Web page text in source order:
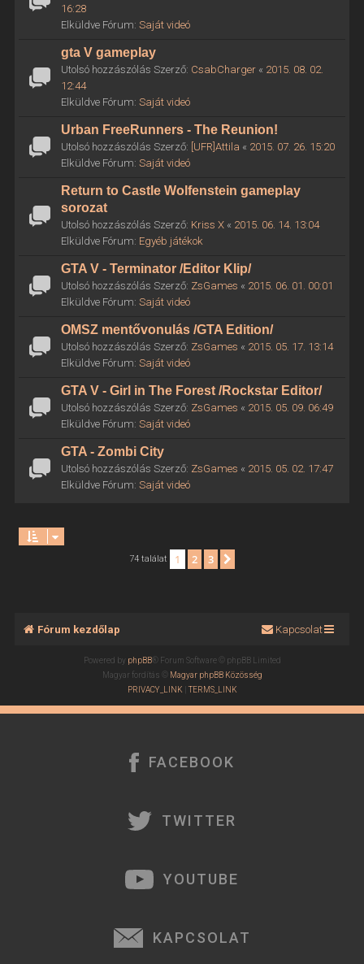
16:28
Elküldve Fórum: Saját videó
gta V gameplay
Utolsó hozzászólás Szerző: CsabCharger« 2015. 08. 02.
12:44
Elküldve Fórum: Saját videó
Urban FreeRunners - The Reunion!
Utolsó hozzászólás Szerző: [UFR]Attila « 2015. 07. 26. 15:20
Elküldve Fórum: Saját videó
Return to Castle Wolfenstein gameplay
sorozat
Utolsó hozzászólás Szerző: Kriss X« 2015. 06. 14. 13:04
Elküldve Fórum: Egyéb játékok
GTA V - Terminator /Editor Klip/
Utolsó hozzászólás Szerző: ZsGames « 2015. 06. 01. 00:01
Elküldve Fórum: Saját videó
OMSZ mentővonulás /GTA Edition/
Utolsó hozzászólás Szerző: ZsGames « 2015. 05. 17. 13:14
Elküldve Fórum: Saját videó
GTA V - Girl in The Forest /Rockstar Editor/
Utolsó hozzászólás Szerző: ZsGames « 2015. 05. 09. 06:49
Elküldve Fórum: Saját videó
GTA - Zombi City
Utolsó hozzászólás Szerző: ZsGames « 2015. 05. 02. 17:47
Elküldve Fórum: Saját videó
74 találat 1 2 3
Fórum kezdőlap Kapcsolat
Powered by phpBB® Forum Software © phpBB Limited
Magyar fordítás ©
Magyar phpBB Közösség
PRIVACY_LINK| TERMS_LINK
FACEBOOK
TWITTER
YOUTUBE
KAPCSOLAT